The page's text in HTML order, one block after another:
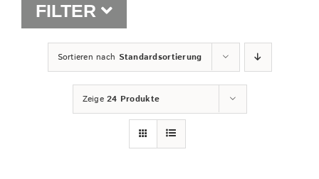
Shop
FILTER
Sortieren nach Standardsortierung
Zeige24 Produkte